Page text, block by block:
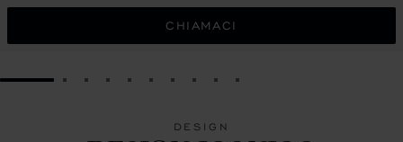
CHIAMACI
GO TO SLIDE 1GO TO SLIDE 2
GO TO SLIDE 3
GO TO SLIDE 4
GO TO SLIDE 5
GO TO SLIDE 6
GO TO SLIDE 7
GO TO SLIDE 8
GO TO SLIDE 9
GO TO SLIDE 10
DESIGN